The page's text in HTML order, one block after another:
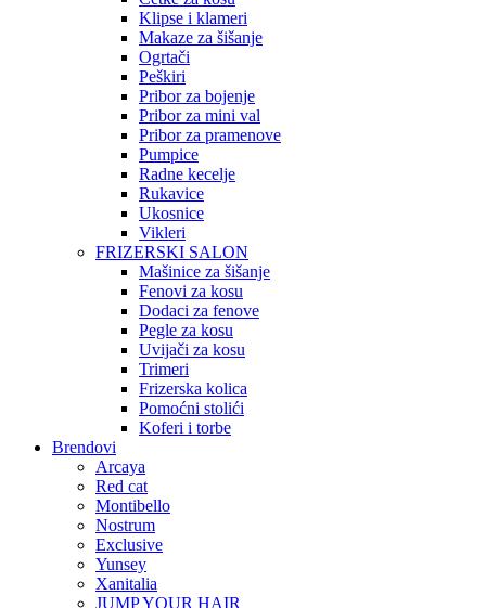
Klipse i klameri
Makaze za šišanje
Ogrtači
Peškiri
Pribor za bojenje
Pribor za mini val
Pribor za pramenove
Pumpice
Radne kecelje
Rukavice
Ukosnice
Vikleri
FRIZERSKI SALON
Mašinice za šišanje
Fenovi za kosu
Dodaci za fenove
Pegle za kosu
Uvijači za kosu
Trimeri
Frizerska kolica
Pomoćni stolići
Koferi i torbe
Brendovi
Arcaya
Red cat
Montibello
Nostrum
Exclusive
Yunsey
Xanitalia
JUMP YOUR HAIR